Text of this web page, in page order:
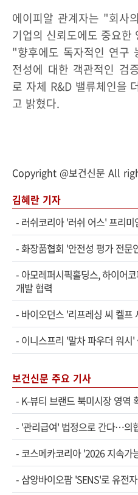
에이피알 관계자는 "회사
기업의 신뢰도에도 중요
"향후에도 독자적인 연구
전성에 대한 객관적인 검
로 자체 R&D 밸류체인을
고 밝혔다.
Copyright @보건신문 All
김혜란 기자
- 러쉬코리아 '러쉬 어스' 프리
-화장품협회 '안전성 평가 전문
- 아모레퍼시픽홀딩스, 하이어
개발 협력
- 바이오던스 '리프레싱 씨 켈
- 이니스프리 '말차 파우더 워시'
보건신문 주요 기사
- K-뷰티 브랜드 북미시장 영역
- '관리급여' 법정으로 간다…의
- 코스메카코리아 '2026 지속
- 삼양바이오팜 'SENS'로 유전